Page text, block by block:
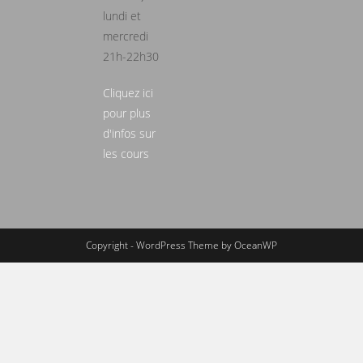
lundi et
mercredi
21h-22h30
Cliquez ici
pour plus
d'infos sur
les cours
Copyright - WordPress Theme by OceanWP